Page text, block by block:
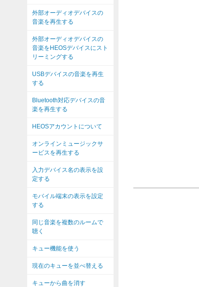
外部オーディオデバイスの
音楽を再生する
外部オーディオデバイスの
音楽をHEOSデバイスにスト
リーミングする
USBデバイスの音楽を再生
する
Bluetooth対応デバイスの音
楽を再生する
HEOSアカウントについて
オンラインミュージックサ
ービスを再生する
入力デバイス名の表示を設
定する
モバイル端末の表示を設定
する
同じ音楽を複数のルームで
聴く
キュー機能を使う
現在のキューを並べ替える
キューから曲を消す